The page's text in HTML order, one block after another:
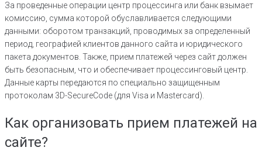
За проведенные операции центр процессинга или банк взымает
комиссию, сумма которой обуславливается следующими
данными: оборотом транзакций, проводимых за определенный
период, географией клиентов данного сайта и юридического
пакета документов. Также, прием платежей через сайт должен
быть безопасным, что и обеспечивает процессинговый центр.
Данные карты передаются по специально защищенным
протоколам 3D-SecureCode (для Visa и Mastercard).
Как организовать прием платежей на
сайте?